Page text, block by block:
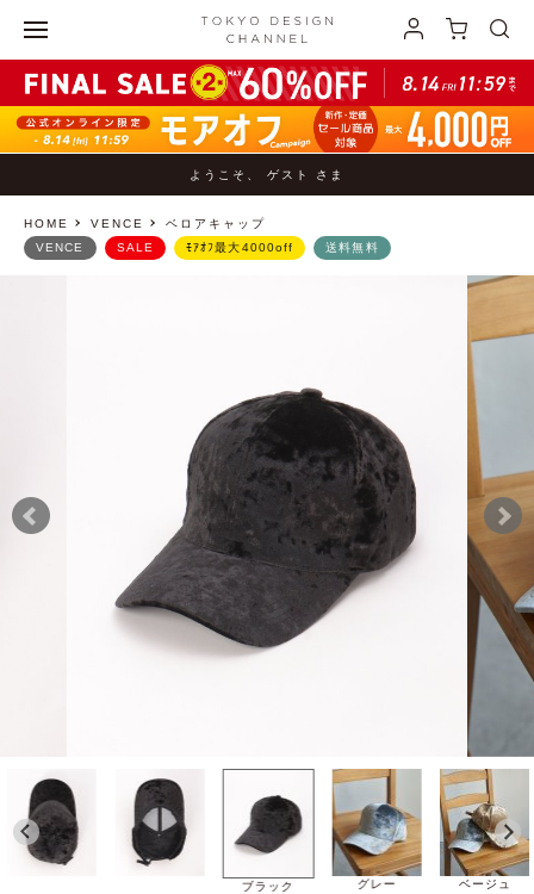
ようこそ、 ゲスト さま
HOME VENCE ベロアキャップ
ブラック グレー ベージュ
VENCE SALE ﾓｱｵﾌ最大4000off 送料無料